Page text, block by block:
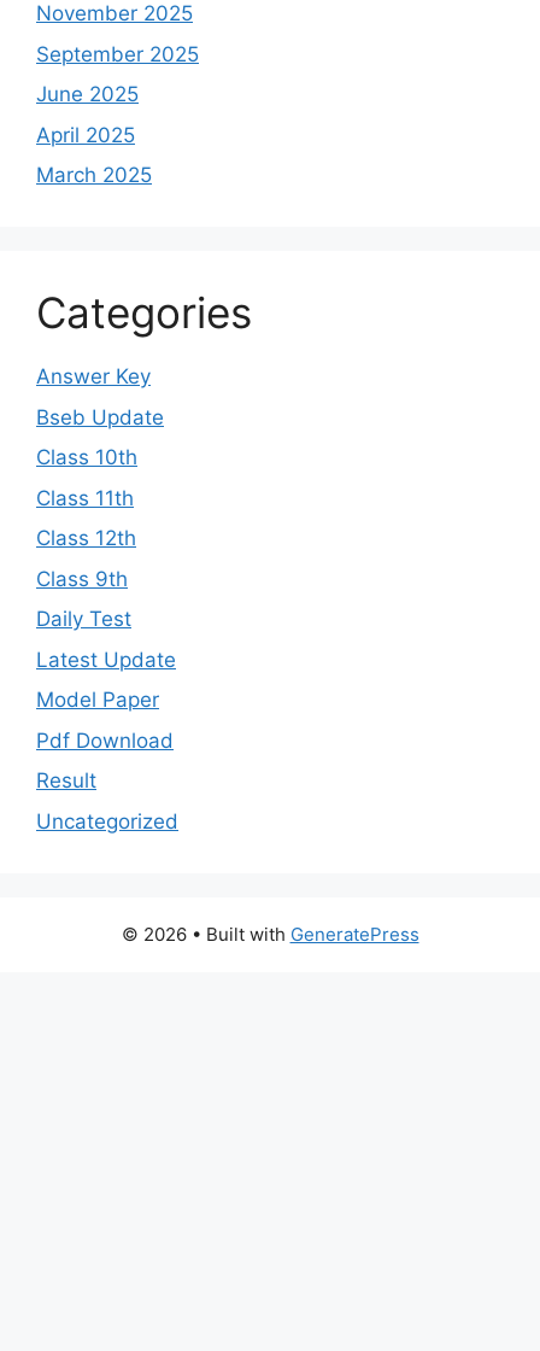
November 2025
September 2025
June 2025
April 2025
March 2025
Categories
Answer Key
Bseb Update
Class 10th
Class 11th
Class 12th
Class 9th
Daily Test
Latest Update
Model Paper
Pdf Download
Result
Uncategorized
© 2026 • Built with GeneratePress